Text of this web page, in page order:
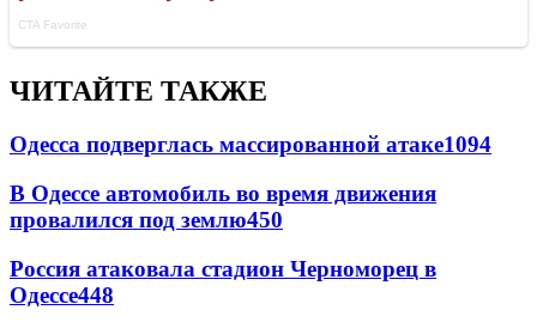
ЧИТАЙТЕ ТАКЖЕ
Одесса подверглась массированной атаке1094
В Одессе автомобиль во время движения
провалился под землю450
Россия атаковала стадион Черноморец в
Одессе448